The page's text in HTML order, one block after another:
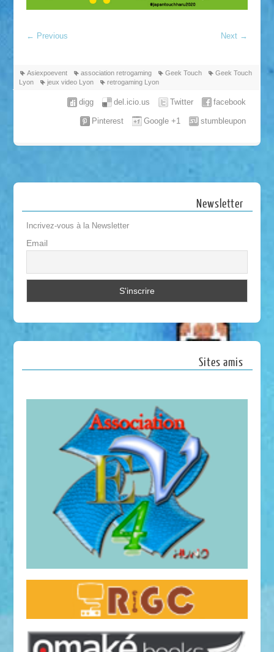
← Previous Next →
Asiexpoevent association retrogaming Geek Touch
Geek Touch
Lyon
jeux video Lyon retrogaming Lyon
facebook
Twitter
del.icio.us
digg
stumbleupon
Google +1
Pinterest
Newsletter
Incrivez-vous à la Newsletter
Email
Sites amis